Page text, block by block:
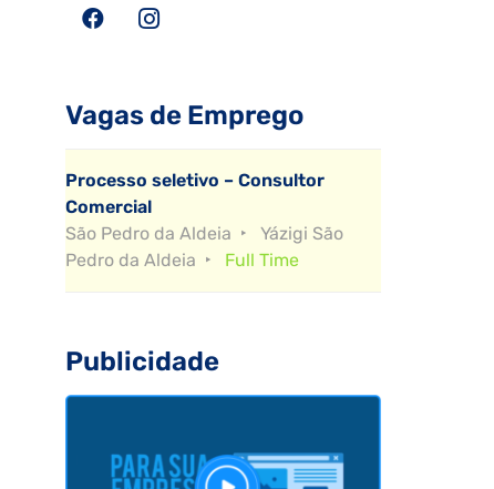
Vagas de Emprego
Processo seletivo – Consultor
Comercial
São Pedro da Aldeia
Yázigi São
Pedro da Aldeia
Full Time
Publicidade